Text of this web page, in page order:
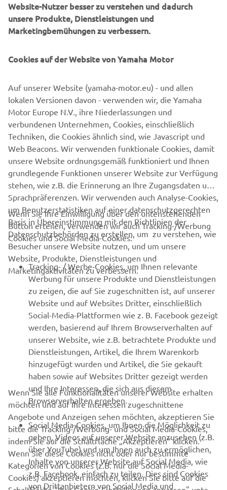
AKTUELLE SMT-PRESSEMITTEILUNGE
Follow Yamaha Robotics on Social Media
SMT FA
UNTERNEHMEN
B2B
MEHR VON YAMAHA
SUPPORT
NEWSLETTER
Erfahre als Erster von den neuesten Angeboten,
Sonderveranstaltungen, Neuerscheinungen und vielem mehr.
ABONNIEREN
Lesen Sie unsere Datenschutzrichtlinie, um zu erfahren, wie wir
Ihre persönlichen Daten verarbeiten:Datenschutzerklärung
Website-Nutzer besser zu verstehen und dadurch
unsere Produkte, Dienstleistungen und
Marketingbemühungen zu verbessern.
Cookies auf der Website von Yamaha Motor
Auf unserer Website (yamaha-motor.eu) - und allen
lokalen Versionen davon - verwenden wir, die Yamaha
Motor Europe N.V., ihre Niederlassungen und
verbundenen Unternehmen, Cookies, einschließlich
Techniken, die Cookies ähnlich sind, wie Javascript und
Web Beacons. Wir verwenden funktionale Cookies, damit
unsere Website ordnungsgemäß funktioniert und Ihnen
grundlegende Funktionen unserer Website zur Verfügung
stehen, wie z.B. die Erinnerung an Ihre Zugangsdaten und
Sprachpräferenzen. Wir verwenden auch Analyse-Cookies,
um Benutzerstatistiken auf einer datenschutzgerechten
Basis in Übereinstimmung mit den Richtlinien der
Datenschutzbehörden zu erstellen, um zu verstehen, wie
Besucher unsere Website nutzen, und um unsere
Website, Produkte, Dienstleistungen und
Marketingaktivitäten zu verbessern.
Wenn Sie Ihre Einwilligung über den untenstehenden
Button erteilen, verwenden wir auch Tracking-/Werbung
Cookies und Social Media-Cookies:
Tracking- / Werbe-Cookies, um Ihnen relevante
Werbung für unsere Produkte und Dienstleistungen
zu zeigen, die auf Sie zugeschnitten ist, auf unserer
Website und auf Websites Dritter, einschließlich
Social-Media-Plattformen wie z. B. Facebook gezeigt
werden, basierend auf Ihrem Browserverhalten auf
unserer Website, wie z.B. betrachtete Produkte und
Dienstleistungen, Artikel, die Ihrem Warenkorb
hinzugefügt wurden und Artikel, die Sie gekauft
haben sowie auf Websites Dritter gezeigt werden
und Ihre Interessen, die sich aus diesem
Browserverhalten ergeben.
Social Media-Cookies, um Ihnen die Möglichkeit zu
geben, Videos auf unserer Website anzusehen (z.B.
über YouTube) und um Ihnen auch zu ermöglichen,
Inhalte von unserer Website auf Social Media, wie
z.B. Facebook, einfach zu teilen. Dies sind Cookies
von Drittanbietern von Social Media und
Wenn Sie alle Funktionalitäten unserer Website erhalten
möchten und auf Ihre Interessen zugeschnittene
Angebote und Anzeigen sehen möchten, akzeptieren Sie
bitte die Tracking-/Werbung- und Social Media-Cookies,
indem Sie auf die Schaltfläche „Akzeptieren“ klicken.
Wenn Sie diese Cookies nicht oder nur bestimmte
Kategorien von Cookies (z.B. nur die Social Media-
Cookies) akzeptieren möchten, klicken Sie bitte auf die